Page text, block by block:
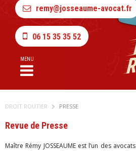
remy@josseaume-avocat.fr
06 15 35 35 52
MENU
DROIT ROUTIER PRESSE
Revue de Presse
Maître Rémy JOSSEAUME est l’un des avocats